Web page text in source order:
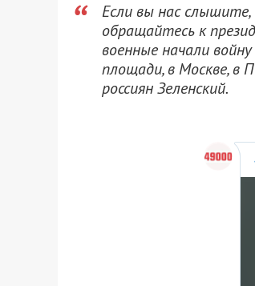
Если вы нас
обращайтесь к
военные начали
площади, в Москве, в
россиян Зеленский.